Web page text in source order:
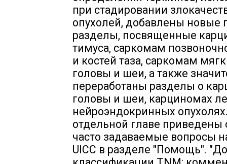
при стадировании
опухолей, добавлены новые
разделы, посвященные
тимуса, саркомам
и костей таза, саркомам
головы и шеи, а также
переработаны разделы о
головы и шеи, карциномах
нейроэндокринных
отдельной главе приведены
часто задаваемые вопросы
UICC в разделе "Помощь".